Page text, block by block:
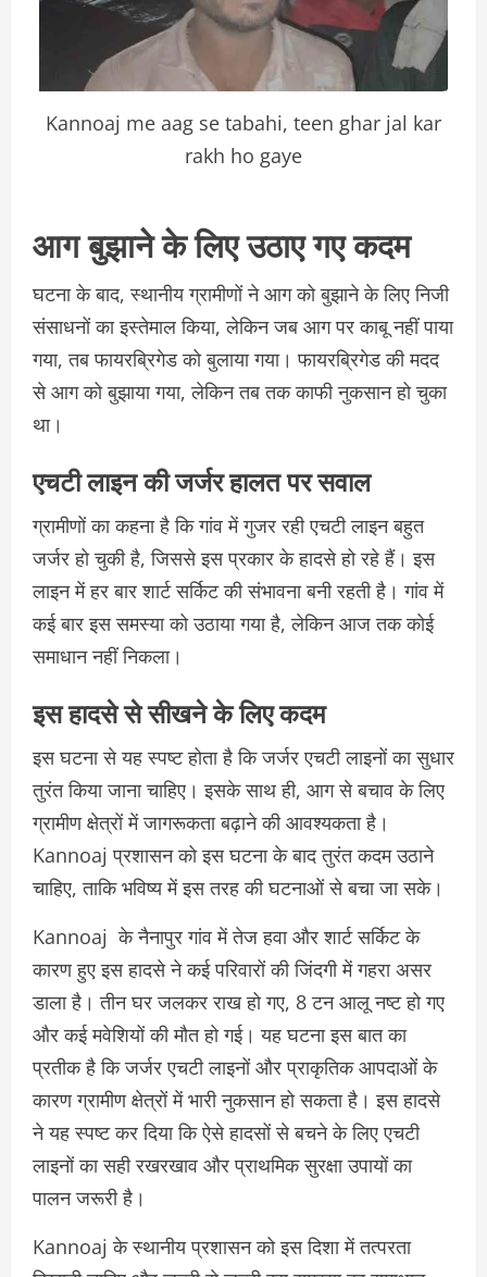
Kannoaj me aag se tabahi, teen ghar jal kar
rakh ho gaye
आग बुझाने के लिए उठाए गए कदम
घटना के बाद, स्थानीय ग्रामीणों ने आग को बुझाने के लिए निजी
संसाधनों का इस्तेमाल किया, लेकिन जब आग पर काबू नहीं पाया
गया, तब फायरब्रिगेड को बुलाया गया। फायरब्रिगेड की मदद
से आग को बुझाया गया, लेकिन तब तक काफी नुकसान हो चुका
था।
एचटी लाइन की जर्जर हालत पर सवाल
ग्रामीणों का कहना है कि गांव में गुजर रही एचटी लाइन बहुत
जर्जर हो चुकी है, जिससे इस प्रकार के हादसे हो रहे हैं। इस
लाइन में हर बार शार्ट सर्किट की संभावना बनी रहती है। गांव में
कई बार इस समस्या को उठाया गया है, लेकिन आज तक कोई
समाधान नहीं निकला।
इस हादसे से सीखने के लिए कदम
इस घटना से यह स्पष्ट होता है कि जर्जर एचटी लाइनों का सुधार
तुरंत किया जाना चाहिए। इसके साथ ही, आग से बचाव के लिए
ग्रामीण क्षेत्रों में जागरूकता बढ़ाने की आवश्यकता है।
Kannoaj प्रशासन को इस घटना के बाद तुरंत कदम उठाने
चाहिए, ताकि भविष्य में इस तरह की घटनाओं से बचा जा सके।
Kannoaj के नैनापुर गांव में तेज हवा और शार्ट सर्किट के
कारण हुए इस हादसे ने कई परिवारों की जिंदगी में गहरा असर
डाला है। तीन घर जलकर राख हो गए, 8 टन आलू नष्ट हो गए
और कई मवेशियों की मौत हो गई। यह घटना इस बात का
प्रतीक है कि जर्जर एचटी लाइनों और प्राकृतिक आपदाओं के
कारण ग्रामीण क्षेत्रों में भारी नुकसान हो सकता है। इस हादसे
ने यह स्पष्ट कर दिया कि ऐसे हादसों से बचने के लिए एचटी
लाइनों का सही रखरखाव और प्राथमिक सुरक्षा उपायों का
पालन जरूरी है।
Kannoaj के स्थानीय प्रशासन को इस दिशा में तत्परता